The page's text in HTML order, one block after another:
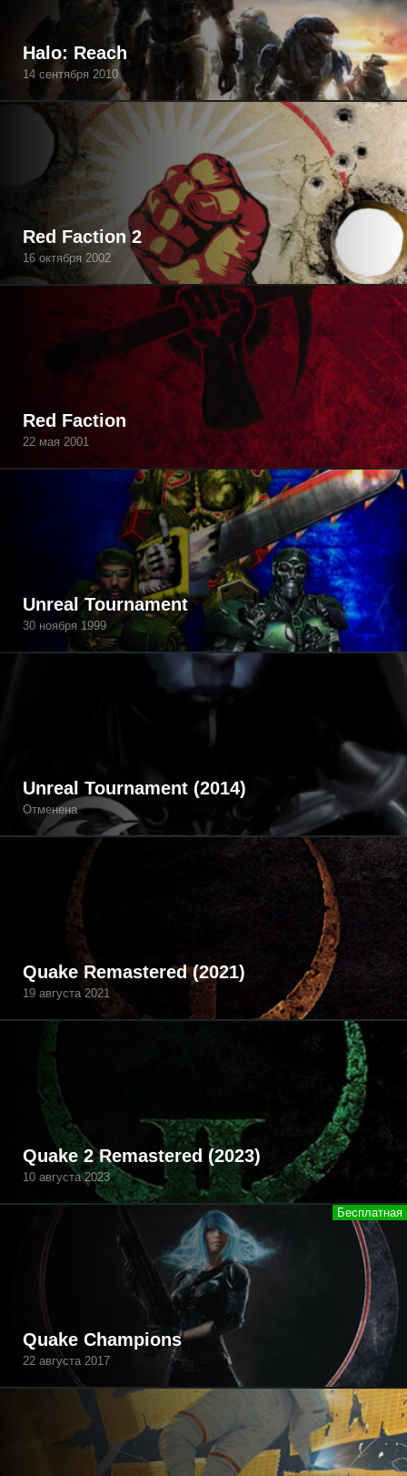
Halo: Reach
14 сентября 2010
Red Faction 2
16 октября 2002
Red Faction
22 мая 2001
Unreal Tournament
30 ноября 1999
Unreal Tournament (2014)
Отменена
Quake Remastered (2021)
19 августа 2021
Quake 2 Remastered (2023)
10 августа 2023
Quake Champions
22 августа 2017